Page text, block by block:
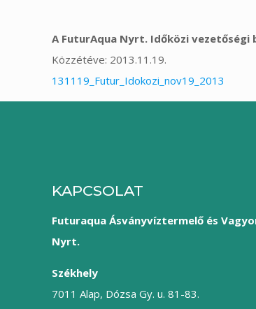
A FuturAqua Nyrt. Időközi vezetőségi
Közzétéve: 2013.11.19.
131119_Futur_Idokozi_nov19_2013
KAPCSOLAT
Futuraqua Ásványvíztermelő és
Nyrt.
Székhely
7011 Alap, Dózsa Gy. u. 81-83.